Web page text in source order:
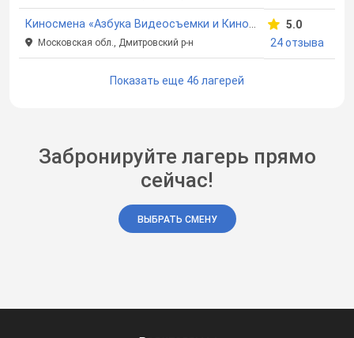
Киносмена «Азбука Видеосъемки и Кино» Подмосковье
Московская обл., Дмитровский р-н
5.0
24 отзыва
Показать еще 46 лагерей
Забронируйте лагерь прямо
сейчас!
ВЫБРАТЬ СМЕНУ